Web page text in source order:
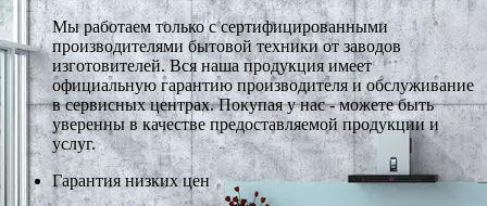
Мы работаем только с сертифицированными
производителями бытовой техники от заводов
изготовителей. Вся наша продукция имеет
официальную гарантию производителя и обслуживание
в сервисных центрах. Покупая у нас - можете быть
уверенны в качестве предоставляемой продукции и
услуг.
Гарантия низких цен